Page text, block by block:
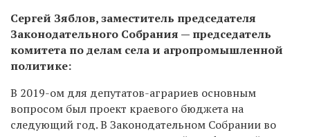
Сергей Зяблов, заместитель председателя
Законодательного Собрания — председатель
комитета по делам села и агропромышленной
политике:
В 2019-ом для депутатов-аграриев основным
вопросом был проект краевого бюджета на
следующий год. В Законодательном Собрании во